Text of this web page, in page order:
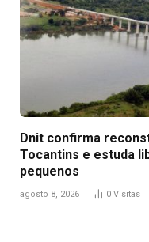
Dnit confirma
Tocantins e estuda
pequenos
agosto 8, 2026 0 Visitas